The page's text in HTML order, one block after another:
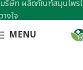
MENU
บริษัท ผลิตภัณฑ์สมุนไพร
วางใจ